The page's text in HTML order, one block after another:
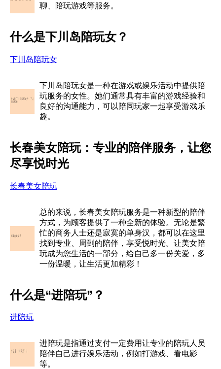
聊、陪玩游戏等服务。
什么是下川岛陪玩女？
下川岛陪玩女
下川岛陪玩女是一种在游戏或娱乐活动中提供陪
玩服务的女性。她们通常具有丰富的游戏经验和
良好的沟通能力，可以陪同玩家一起享受游戏乐
趣。
长春美女陪玩：专业的陪伴服务，让您
尽享悦时光
长春美女陪玩
总的来说，长春美女陪玩服务是一种新型的陪伴
方式，为顾客提供了一种全新的体验。无论是繁
忙的商务人士还是寂寞的单身汉，都可以在这里
找到专业、周到的陪伴，享受悦时光。让美女陪
玩成为您生活的一部分，给自己多一份关爱，多
一份温暖，让生活更加精彩！
什么是“进陪玩”？
进陪玩
进陪玩是指通过支付一定费用让专业的陪玩人员
陪伴自己进行娱乐活动，例如打游戏、看电影
等。